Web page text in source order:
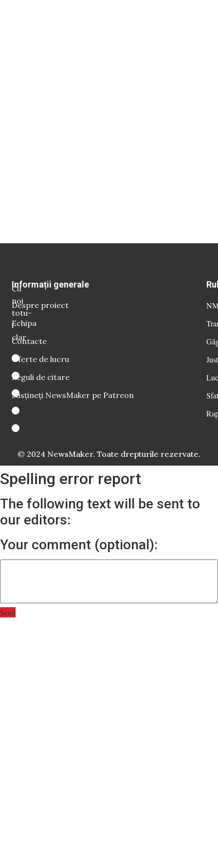
Cu
noi
totu-
i
clar
Informații generale
Despre proiect
Echipa
Contacte
Oferte de lucru
Reguli de citare
Susțineți NewsMaker pe Patreon
© 2024 NewsMaker. Toate drepturile rezervate.
Spelling error report
The following text will be sent to
our editors:
Your comment (optional):
Send